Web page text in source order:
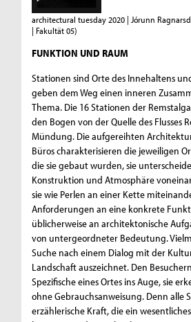
architectural tuesday 2020 | Jórunn
| Fakultät 05)
FUNKTION UND RAUM
Stationen sind Orte des Innehaltens
geben dem Weg einen inneren
Thema. Die 16 Stationen der
den Bogen von der Quelle des Flusses
Mündung. Die aufgereihten
Büros charakterisieren die jeweiligen
die sie gebaut wurden, sie
Konstruktion und Atmosphäre
sie wie Perlen an einer Kette
Anforderungen an eine konkrete
üblicherweise an architektonische
von untergeordneter Bedeutung.
Suche nach einem Dialog mit der
Landschaft auszeichnet. Den
Spezifische eines Ortes ins Auge, sie
ohne Gebrauchsanweisung. Denn alle
erzählerische Kraft, die ein